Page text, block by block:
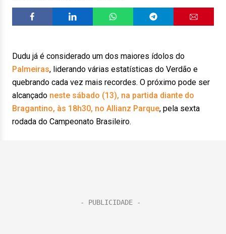
Dudu já é considerado um dos maiores ídolos do
Palmeiras, liderando várias estatísticas do Verdão e
quebrando cada vez mais recordes. O próximo pode ser
alcançado neste sábado (13), na partida diante do
Bragantino, às 18h30, no Allianz Parque, pela sexta
rodada do Campeonato Brasileiro.